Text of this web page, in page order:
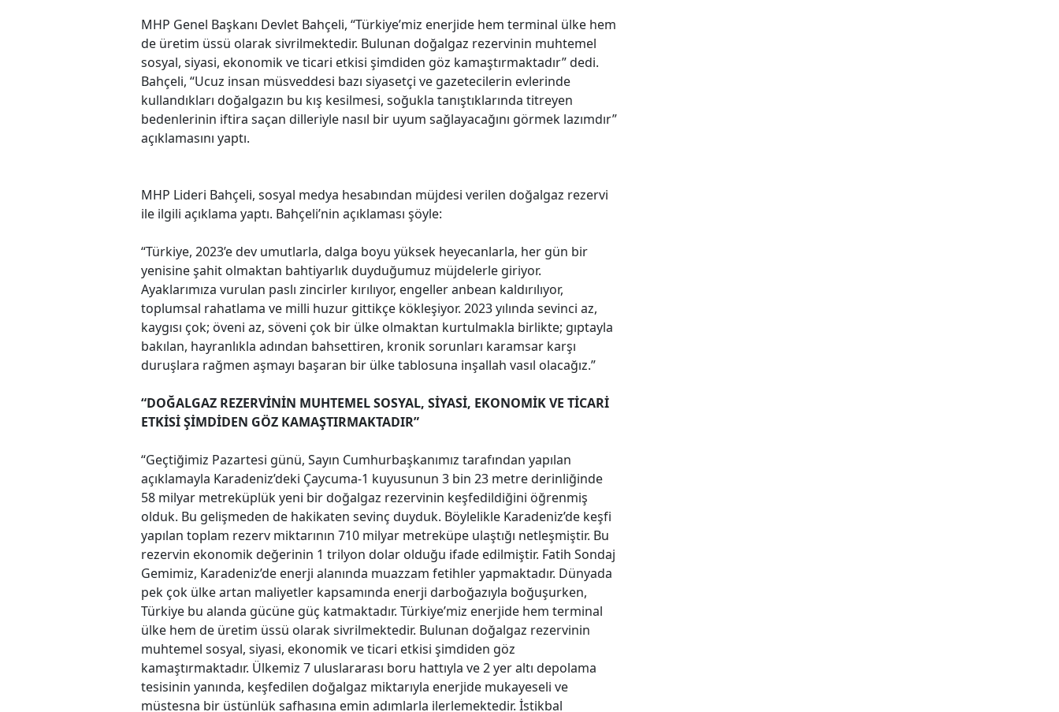
MHP Genel Başkanı Devlet Bahçeli, “Türkiye’miz enerjide hem terminal ülke hem
de üretim üssü olarak sivrilmektedir. Bulunan doğalgaz rezervinin muhtemel
sosyal, siyasi, ekonomik ve ticari etkisi şimdiden göz kamaştırmaktadır” dedi.
Bahçeli, “Ucuz insan müsveddesi bazı siyasetçi ve gazetecilerin evlerinde
kullandıkları doğalgazın bu kış kesilmesi, soğukla tanıştıklarında titreyen
bedenlerinin iftira saçan dilleriyle nasıl bir uyum sağlayacağını görmek lazımdır”
açıklamasını yaptı.
MHP Lideri Bahçeli, sosyal medya hesabından müjdesi verilen doğalgaz rezervi
ile ilgili açıklama yaptı. Bahçeli’nin açıklaması şöyle:
“Türkiye, 2023’e dev umutlarla, dalga boyu yüksek heyecanlarla, her gün bir
yenisine şahit olmaktan bahtiyarlık duyduğumuz müjdelerle giriyor.
Ayaklarımıza vurulan paslı zincirler kırılıyor, engeller anbean kaldırılıyor,
toplumsal rahatlama ve milli huzur gittikçe kökleşiyor. 2023 yılında sevinci az,
kaygısı çok; öveni az, söveni çok bir ülke olmaktan kurtulmakla birlikte; gıptayla
bakılan, hayranlıkla adından bahsettiren, kronik sorunları karamsar karşı
duruşlara rağmen aşmayı başaran bir ülke tablosuna inşallah vasıl olacağız.”
“DOĞALGAZ REZERVİNİN MUHTEMEL SOSYAL, SİYASİ, EKONOMİK VE TİCARİ
ETKİSİ ŞİMDİDEN GÖZ KAMAŞTIRMAKTADIR”
“Geçtiğimiz Pazartesi günü, Sayın Cumhurbaşkanımız tarafından yapılan
açıklamayla Karadeniz’deki Çaycuma-1 kuyusunun 3 bin 23 metre derinliğinde
58 milyar metreküplük yeni bir doğalgaz rezervinin keşfedildiğini öğrenmiş
olduk. Bu gelişmeden de hakikaten sevinç duyduk. Böylelikle Karadeniz’de keşfi
yapılan toplam rezerv miktarının 710 milyar metreküpe ulaştığı netleşmiştir. Bu
rezervin ekonomik değerinin 1 trilyon dolar olduğu ifade edilmiştir. Fatih Sondaj
Gemimiz, Karadeniz’de enerji alanında muazzam fetihler yapmaktadır. Dünyada
pek çok ülke artan maliyetler kapsamında enerji darboğazıyla boğuşurken,
Türkiye bu alanda gücüne güç katmaktadır. Türkiye’miz enerjide hem terminal
ülke hem de üretim üssü olarak sivrilmektedir. Bulunan doğalgaz rezervinin
muhtemel sosyal, siyasi, ekonomik ve ticari etkisi şimdiden göz
kamaştırmaktadır. Ülkemiz 7 uluslararası boru hattıyla ve 2 yer altı depolama
tesisinin yanında, keşfedilen doğalgaz miktarıyla enerjide mukayeseli ve
müstesna bir üstünlük safhasına emin adımlarla ilerlemektedir. İstikbal